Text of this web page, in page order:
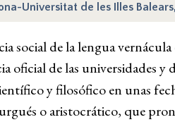
Universitat de les Illes
social de la lengua
oficial de las universidades
y filosófico en unas
o aristocrático, que